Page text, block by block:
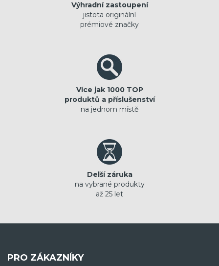
Výhradní zastoupení
jistota originální
prémiové značky
Více jak 1000 TOP
produktů a příslušenství
na jednom místě
Delší záruka
na vybrané produkty
až 25 let
PRO ZÁKAZNÍKY